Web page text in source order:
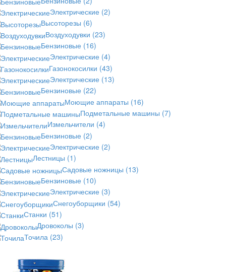
Электрические (2)
Высоторезы (6)
Воздуходувки (23)
Бензиновые (16)
Электрические (4)
Газонокосилки (43)
Электрические (13)
Бензиновые (22)
Моющие аппараты (16)
Подметальные машины (7)
Измельчители (4)
Бензиновые (2)
Электрические (2)
Лестницы (1)
Садовые ножницы (13)
Бензиновые (10)
Электрические (3)
Снегоуборщики (54)
Станки (51)
Дровоколы (3)
Точила (23)